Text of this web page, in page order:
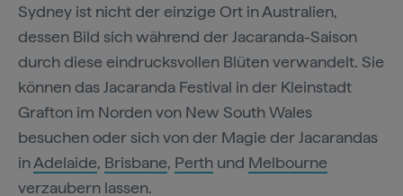
Sydney ist nicht der einzige Ort in Australien,
dessen Bild sich während der Jacaranda-Saison
durch diese eindrucksvollen Blüten verwandelt. Sie
können das Jacaranda Festival in der Kleinstadt
Grafton im Norden von New South Wales
besuchen oder sich von der Magie der Jacarandas
inAdelaide, Brisbane, Perth und Melbourne
verzaubern lassen.